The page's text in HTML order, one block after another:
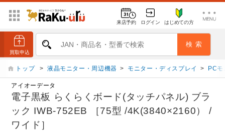
来店予約 ログイン はじめての方
トップ > 液晶モニター・周辺機器 > モニター・ディスプレイ > PC
アイオーデータ
電子黒板 らくらくボード(タッチパネル) ブラ
ック IWB-752EB ［75型 /4K(3840×2160） /
ワイド］